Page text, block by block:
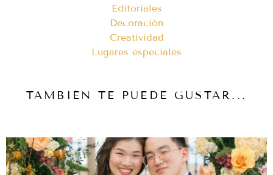
Editoriales
Decoración
Creatividad
Lugares especiales
TAMBIÉN TE PUEDE GUSTAR...